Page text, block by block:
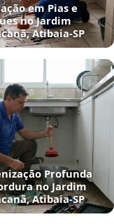
em Pias e
no Jardim
Atibaia‑SP
Profunda
no Jardim
Atibaia‑SP